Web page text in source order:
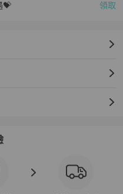
💝 領取